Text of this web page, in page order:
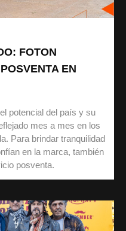
FOTON
EN
potencial del país y su
mes a mes en los
Para brindar tranquilidad
en la marca, también
posventa.